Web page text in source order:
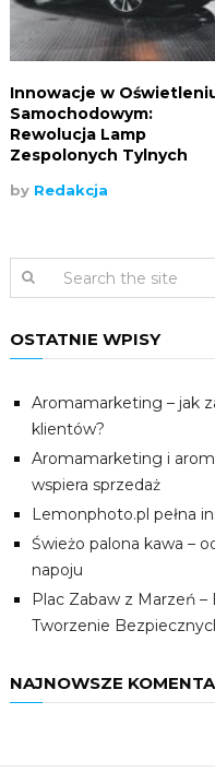
Innowacje w
Samochodowym:
Rewolucja Lamp
Zespolonych Tylnych
by Redakcja
OSTATNIE WPISY
Aromamarketing – jak
klientów?
Aromamarketing i
wspiera sprzedaż
Lemonphoto.pl pełna
Świeżo palona kawa –
napoju
Plac Zabaw z Marzeń
Tworzenie
NAJNOWSZE